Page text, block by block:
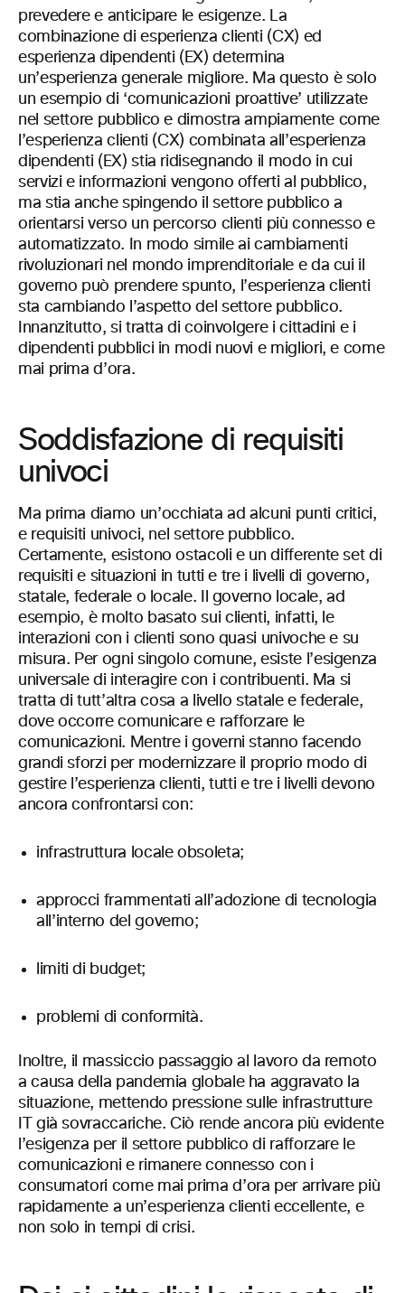
prevedere e anticipare le esigenze. La
combinazione di esperienza clienti (CX) ed
esperienza dipendenti (EX) determina
un’esperienza generale migliore. Ma questo è solo
un esempio di ‘comunicazioni proattive’ utilizzate
nel settore pubblico e dimostra ampiamente come
l’esperienza clienti (CX) combinata all’esperienza
dipendenti (EX) stia ridisegnando il modo in cui
servizi e informazioni vengono offerti al pubblico,
ma stia anche spingendo il settore pubblico a
orientarsi verso un percorso clienti più connesso e
automatizzato. In modo simile ai cambiamenti
rivoluzionari nel mondo imprenditoriale e da cui il
governo può prendere spunto, l’esperienza clienti
sta cambiando l’aspetto del settore pubblico.
Innanzitutto, si tratta di coinvolgere i cittadini e i
dipendenti pubblici in modi nuovi e migliori, e come
mai prima d’ora.
Soddisfazione di requisiti
univoci
Ma prima diamo un’occhiata ad alcuni punti critici,
e requisiti univoci, nel settore pubblico.
Certamente, esistono ostacoli e un differente set di
requisiti e situazioni in tutti e tre i livelli di governo,
statale, federale o locale. Il governo locale, ad
esempio, è molto basato sui clienti, infatti, le
interazioni con i clienti sono quasi univoche e su
misura. Per ogni singolo comune, esiste l’esigenza
universale di interagire con i contribuenti. Ma si
tratta di tutt’altra cosa a livello statale e federale,
dove occorre comunicare e rafforzare le
comunicazioni. Mentre i governi stanno facendo
grandi sforzi per modernizzare il proprio modo di
gestire l’esperienza clienti, tutti e tre i livelli devono
ancora confrontarsi con:
infrastruttura locale obsoleta;
approcci frammentati all’adozione di tecnologia
all’interno del governo;
limiti di budget;
problemi di conformità.
Inoltre, il massiccio passaggio al lavoro da remoto
a causa della pandemia globale ha aggravato la
situazione, mettendo pressione sulle infrastrutture
IT già sovraccariche. Ciò rende ancora più evidente
l’esigenza per il settore pubblico di rafforzare le
comunicazioni e rimanere connesso con i
consumatori come mai prima d’ora per arrivare più
rapidamente a un’esperienza clienti eccellente, e
non solo in tempi di crisi.